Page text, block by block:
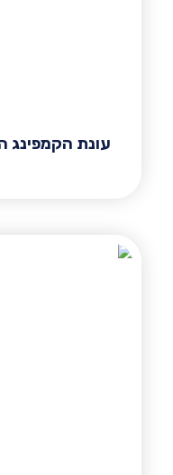
עונת הקמפינג